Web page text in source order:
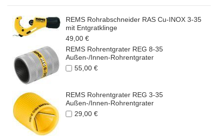
REMS Rohrabschneider RAS Cu-INOX 3-35
mit Entgratklinge
49,00 €
REMS Rohrentgrater REG 8-35
Außen-/Innen-Rohrentgrater
55,00 €
REMS Rohrentgrater REG 3-35
Außen-/Innen-Rohrentgrater
29,00 €